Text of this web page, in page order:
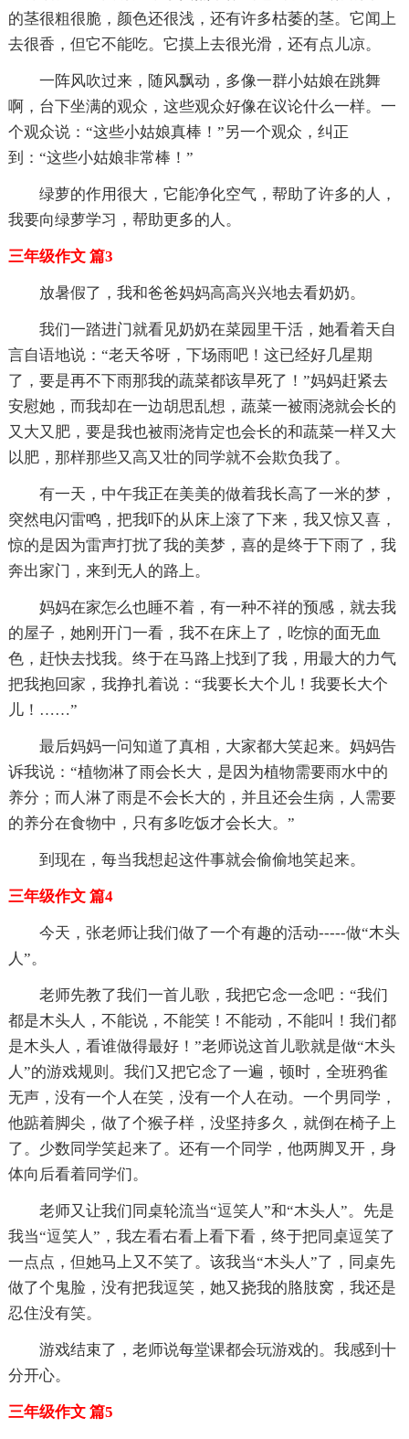
的茎很粗很脆，颜色还很浅，还有许多枯萎的茎。它闻上
去很香，但它不能吃。它摸上去很光滑，还有点儿凉。
一阵风吹过来，随风飘动，多像一群小姑娘在跳舞
啊，台下坐满的观众，这些观众好像在议论什么一样。一
个观众说：“这些小姑娘真棒！”另一个观众，纠正
到：“这些小姑娘非常棒！”
绿萝的作用很大，它能净化空气，帮助了许多的人，
我要向绿萝学习，帮助更多的人。
三年级作文 篇3
放暑假了，我和爸爸妈妈高高兴兴地去看奶奶。
我们一踏进门就看见奶奶在菜园里干活，她看着天自
言自语地说：“老天爷呀，下场雨吧！这已经好几星期
了，要是再不下雨那我的蔬菜都该旱死了！”妈妈赶紧去
安慰她，而我却在一边胡思乱想，蔬菜一被雨浇就会长的
又大又肥，要是我也被雨浇肯定也会长的和蔬菜一样又大
以肥，那样那些又高又壮的同学就不会欺负我了。
有一天，中午我正在美美的做着我长高了一米的梦，
突然电闪雷鸣，把我吓的从床上滚了下来，我又惊又喜，
惊的是因为雷声打扰了我的美梦，喜的是终于下雨了，我
奔出家门，来到无人的路上。
妈妈在家怎么也睡不着，有一种不祥的预感，就去我
的屋子，她刚开门一看，我不在床上了，吃惊的面无血
色，赶快去找我。终于在马路上找到了我，用最大的力气
把我抱回家，我挣扎着说：“我要长大个儿！我要长大个
儿！……”
最后妈妈一问知道了真相，大家都大笑起来。妈妈告
诉我说：“植物淋了雨会长大，是因为植物需要雨水中的
养分；而人淋了雨是不会长大的，并且还会生病，人需要
的养分在食物中，只有多吃饭才会长大。”
到现在，每当我想起这件事就会偷偷地笑起来。
三年级作文 篇4
今天，张老师让我们做了一个有趣的活动-----做“木头
人”。
老师先教了我们一首儿歌，我把它念一念吧：“我们
都是木头人，不能说，不能笑！不能动，不能叫！我们都
是木头人，看谁做得最好！”老师说这首儿歌就是做“木头
人”的游戏规则。我们又把它念了一遍，顿时，全班鸦雀
无声，没有一个人在笑，没有一个人在动。一个男同学，
他踮着脚尖，做了个猴子样，没坚持多久，就倒在椅子上
了。少数同学笑起来了。还有一个同学，他两脚叉开，身
体向后看着同学们。
老师又让我们同桌轮流当“逗笑人”和“木头人”。先是
我当“逗笑人”，我左看右看上看下看，终于把同桌逗笑了
一点点，但她马上又不笑了。该我当“木头人”了，同桌先
做了个鬼脸，没有把我逗笑，她又挠我的胳肢窝，我还是
忍住没有笑。
游戏结束了，老师说每堂课都会玩游戏的。我感到十
分开心。
三年级作文 篇5